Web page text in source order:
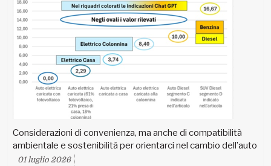
Considerazioni di convenienza, ma anche di compatibilità
ambientale e sostenibilità per orientarci nel cambio dell’auto
01 luglio 2026